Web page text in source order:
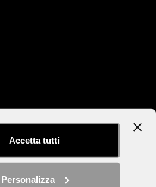
Accetta tutti
Personalizza